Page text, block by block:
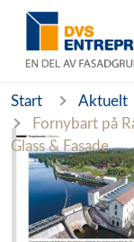
Start
Aktuelt
Fornybart på
Glass & Fasade